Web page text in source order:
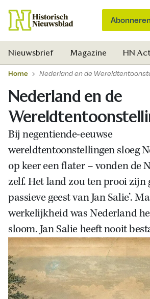
Nieuwsbrief Magazine HN
Home Nederland en de
Nederland en de
Bij negentiende-eeuwse
wereldtentoonstellingen sloeg
op keer een flater – vonden de
zelf. Het land zou ten prooi zijn
passieve geest van Jan Salie’.
werkelijkheid was Nederland
sloom. Jan Salie heeft nooit